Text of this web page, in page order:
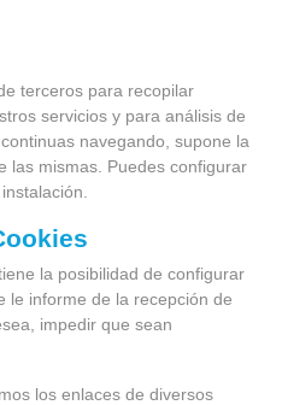
terceros para recopilar
servicios y para análisis de
navegando, supone la
las mismas. Puedes configurar
la posibilidad de configurar
le informe de la recepción de
impedir que sean
los enlaces de diversos